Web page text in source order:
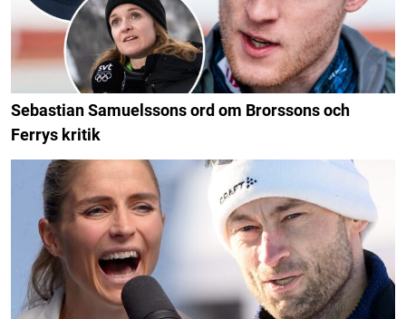
Sebastian Samuelssons ord om Brorssons och
Ferrys kritik